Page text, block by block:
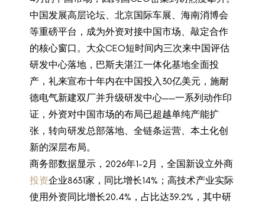
中国发展高层论坛、北京国际车展、海南消博会
等重磅平台，成为外资对接中国市场、敲定合作
的核心窗口。大众CEO短时间内三次来中国评估
研发中心落地，巴斯夫湛江一体化基地全面投
产，礼来宣布十年内在中国投入30亿美元，施耐
德电气新建双厂并升级研发中心——一系列动作印
证，外资对中国市场的布局已超越单纯产能扩
张，转向研发总部落地、全链条运营、本土化创
新的深层布局。
商务部数据显示，2026年1-2月，全国新设立外商
投资企业8631家，同比增长14%；高技术产业实际
使用外资同比增长20.4%，占比达39.2%，其中研